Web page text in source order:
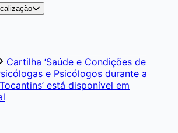
Cartilha ‘Saúde e Condições de
e Psicólogos durante a
está disponível em